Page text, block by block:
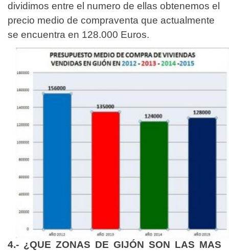
dividimos entre el numero de ellas obtenemos el
precio medio de compraventa que actualmente
se encuentra en 128.000 Euros.
4.- ¿QUE ZONAS DE GIJÓN SON LAS MAS